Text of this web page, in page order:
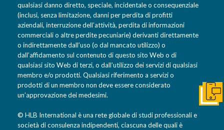
qualsiasi danno diretto, speciale, incidentale o consequenziale
(inclusi, senza limitazione, danni per perdita di profitti
aziendali, interruzione dell’attività, perdita di informazioni
commerciali o altre perdite pecuniarie) derivanti direttamente
o indirettamente dall’uso (o dal mancato utilizzo) o
dall’affidamento sul contenuto di questo sito Web o di
qualsiasi sito Web di terzi, o dall’utilizzo dei servizi di qualsiasi
membro e/o prodotti. Qualsiasi riferimento a servizi o
prodotti di un membro non deve essere considerato
un’approvazione dei medesimi.
© HLB International è una rete globale di studi professionali e
società di consulenza indipendenti, ciascuna delle quali è
Get